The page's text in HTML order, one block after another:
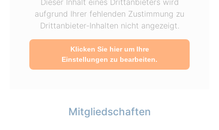
Dieser Inhalt eines Drittanbieters wird
aufgrund Ihrer fehlenden Zustimmung zu
Drittanbieter-Inhalten nicht angezeigt.
Klicken Sie hier um Ihre
Einstellungen zu bearbeiten.
Mitgliedschaften